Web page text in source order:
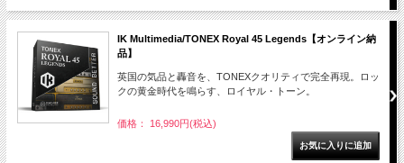
IK Multimedia/TONEX Royal 45 Legends【オンライン納
品】
英国の気品と轟音を、TONEXクオリティで完全再現。ロッ
クの黄金時代を鳴らす、ロイヤル・トーン。
価格： 16,990円(税込)